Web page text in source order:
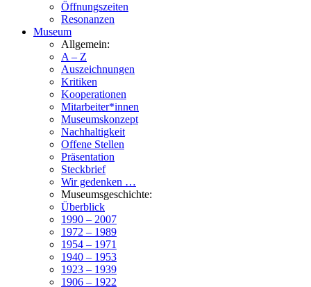
Öffnungszeiten
Resonanzen
Museum
Allgemein:
A – Z
Auszeichnungen
Kritiken
Kooperationen
Mitarbeiter*innen
Museumskonzept
Nachhaltigkeit
Offene Stellen
Präsentation
Steckbrief
Wir gedenken …
Museumsgeschichte:
Überblick
1990 – 2007
1972 – 1989
1954 – 1971
1940 – 1953
1923 – 1939
1906 – 1922